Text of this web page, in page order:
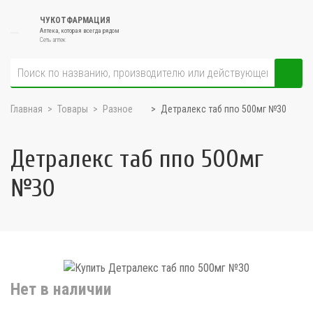
ЧУКОТФАРМАЦИЯ
Аптека, которая всегда рядом
Сеть аптек
Главная Товары Разное Детралекс таб ппо 500мг №30
Детралекс таб ппо 500мг
№30
Нет в наличии